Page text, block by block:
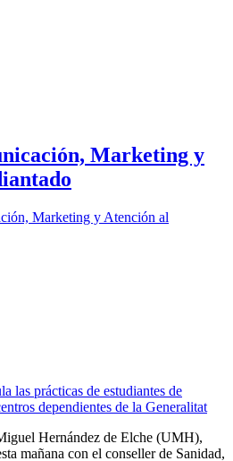
Marketing y
Marketing y Atención al
las prácticas de estudiantes de
dependientes de la Generalitat
Hernández de Elche (UMH),
mañana con el conseller de Sanidad,